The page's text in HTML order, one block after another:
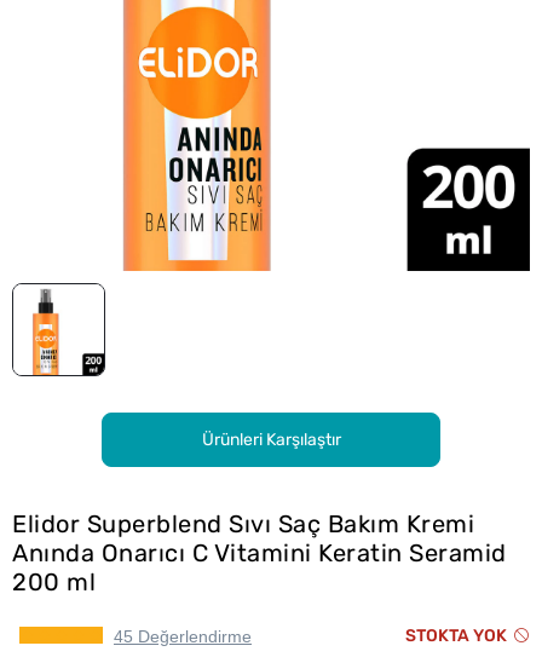
Ürünleri Karşılaştır
Elidor Superblend Sıvı Saç Bakım Kremi
Anında Onarıcı C Vitamini Keratin Seramid
200 ml
45 Değerlendirme STOKTA YOK